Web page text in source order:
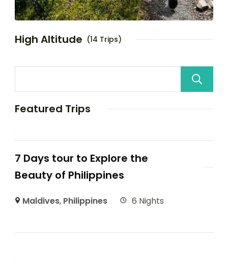
High Altitude (14 Trips)
Featured Trips
7 Days tour to Explore the
Beauty of Philippines
Maldives, Philippines 6 Nights